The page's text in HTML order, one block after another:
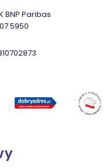
BNP Paribas
5950